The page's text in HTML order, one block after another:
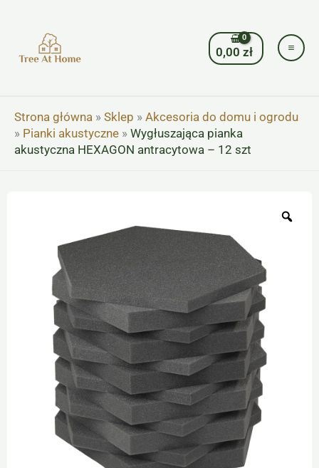
0,00zł
Strona główna » Sklep » Akcesoria do domu i ogrodu
» Pianki akustyczne » Wygłuszająca pianka
akustyczna HEXAGON antracytowa – 12 szt